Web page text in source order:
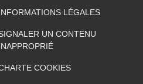
LÉGALES
UN CONTENU
COOKIES